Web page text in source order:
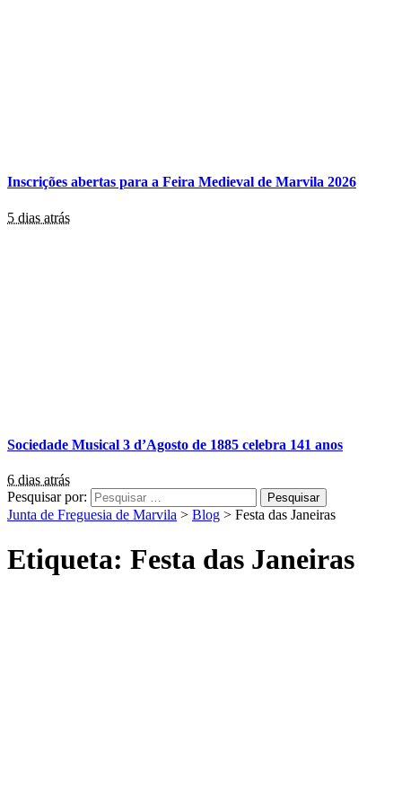
Inscrições abertas para a Feira Medieval de Marvila 2026
5 dias atrás
Sociedade Musical 3 d’Agosto de 1885 celebra 141 anos
6 dias atrás
Pesquisar por:
Junta de Freguesia de Marvila > Blog > Festa das Janeiras
Etiqueta: Festa das Janeiras